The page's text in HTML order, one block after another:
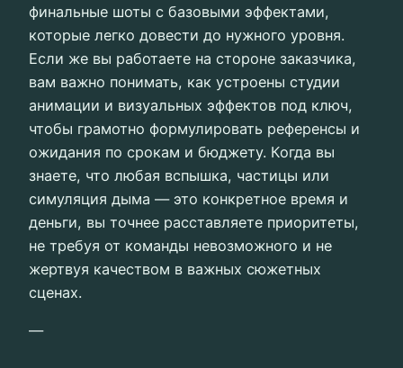
финальные шоты с базовыми эффектами,
которые легко довести до нужного уровня.
Если же вы работаете на стороне заказчика,
вам важно понимать, как устроены студии
анимации и визуальных эффектов под ключ,
чтобы грамотно формулировать референсы и
ожидания по срокам и бюджету. Когда вы
знаете, что любая вспышка, частицы или
симуляция дыма — это конкретное время и
деньги, вы точнее расставляете приоритеты,
не требуя от команды невозможного и не
жертвуя качеством в важных сюжетных
сценах.
—